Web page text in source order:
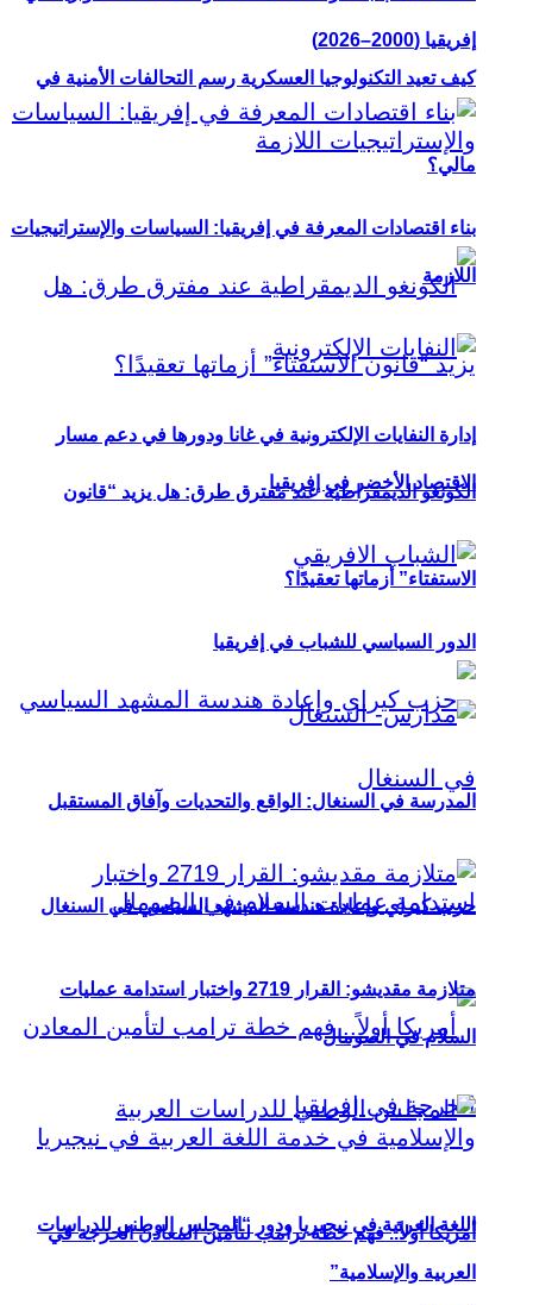
كيف تعيد التكنولوجيا العسكرية رسم التحالفات الأمنية في
مالي؟
الكونغو الديمقراطية عند مفترق طرق: هل يزيد “قانون
الاستفتاء” أزماتها تعقيدًا؟
حزب كيراي وإعادة هندسة المشهد السياسي في السنغال
أمريكا أولاً.. فهم خطة ترامب لتأمين المعادن الحرجة في
إفريقيا (2000–2026)
بناء اقتصادات المعرفة في إفريقيا: السياسات والإستراتيجيات
اللازمة
إدارة النفايات الإلكترونية في غانا ودورها في دعم مسار
الاقتصاد الأخضر في إفريقيا
الدور السياسي للشباب في إفريقيا
المدرسة في السنغال: الواقع والتحديات وآفاق المستقبل
متلازمة مقديشو: القرار 2719 واختبار استدامة عمليات
السلام في الصومال
اللغة العربية في نيجيريا ودور “المجلس الوطني للدراسات
العربية والإسلامية”